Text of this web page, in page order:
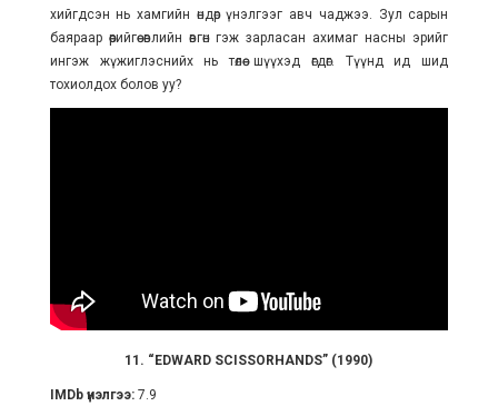
хийгдсэн нь хамгийн өндөр үнэлгээг авч чаджээ. Зул сарын
баяраар өөрийгөө өвлийн өвгөн гэж зарласан ахимаг насны эрийг
ингэж жүжиглэснийх нь төлөө шүүхэд өгдөг. Түүнд ид шид
тохиолдох болов уу?
11. “EDWARD SCISSORHANDS” (1990)
IMDb үнэлгээ:7.9